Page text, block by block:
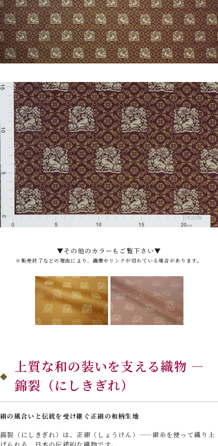
▼その他のカラーもご覧下さい▼
※販売終了などの理由により、画像やリンクが切れている場合があります。
上質な和の装いを支える織物 —
錦裂（にしきぎれ）
絹の風合いと伝統を受け継ぐ正絹の和柄生地
錦裂（にしきぎれ）は、正絹（しょうけん）——絹糸を使って織り上